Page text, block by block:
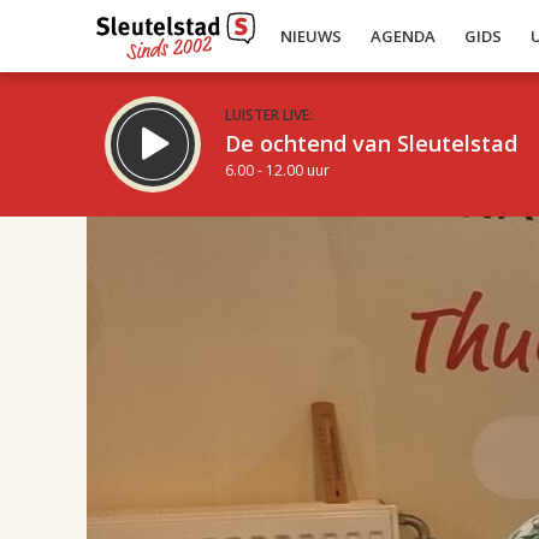
NIEUWS AGENDA GIDS
LUISTER LIVE:
De ochtend van Sleutelstad
6.00 - 12.00 uur